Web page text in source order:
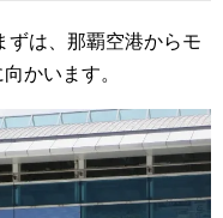
ずは、那覇空港からモ
かいます。